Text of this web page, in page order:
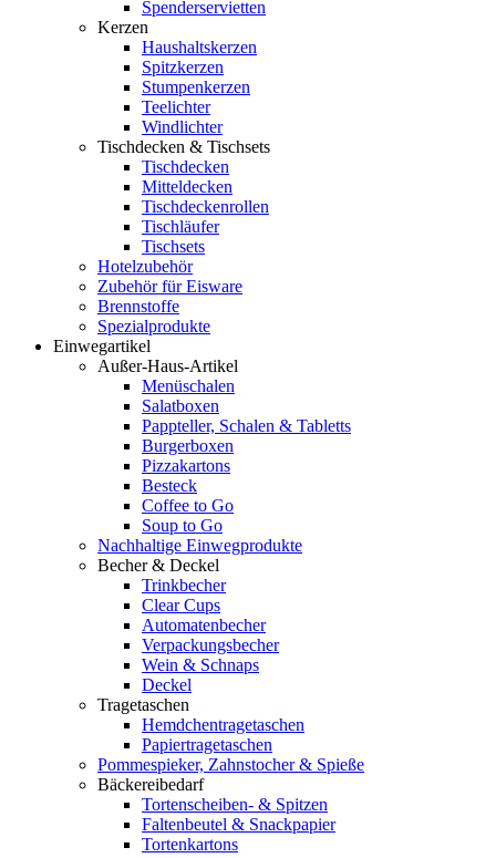
Spenderservietten
Kerzen
Haushaltskerzen
Spitzkerzen
Stumpenkerzen
Teelichter
Windlichter
Tischdecken & Tischsets
Tischdecken
Mitteldecken
Tischdeckenrollen
Tischläufer
Tischsets
Hotelzubehör
Zubehör für Eisware
Brennstoffe
Spezialprodukte
Einwegartikel
Außer-Haus-Artikel
Menüschalen
Salatboxen
Pappteller, Schalen & Tabletts
Burgerboxen
Pizzakartons
Besteck
Coffee to Go
Soup to Go
Nachhaltige Einwegprodukte
Becher & Deckel
Trinkbecher
Clear Cups
Automatenbecher
Verpackungsbecher
Wein & Schnaps
Deckel
Tragetaschen
Hemdchentragetaschen
Papiertragetaschen
Pommespieker, Zahnstocher & Spieße
Bäckereibedarf
Tortenscheiben- & Spitzen
Faltenbeutel & Snackpapier
Tortenkartons